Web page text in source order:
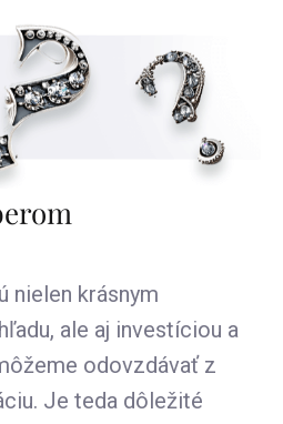
nielen krásnym
ale aj investíciou a
odovzdávať z
Je teda dôležité